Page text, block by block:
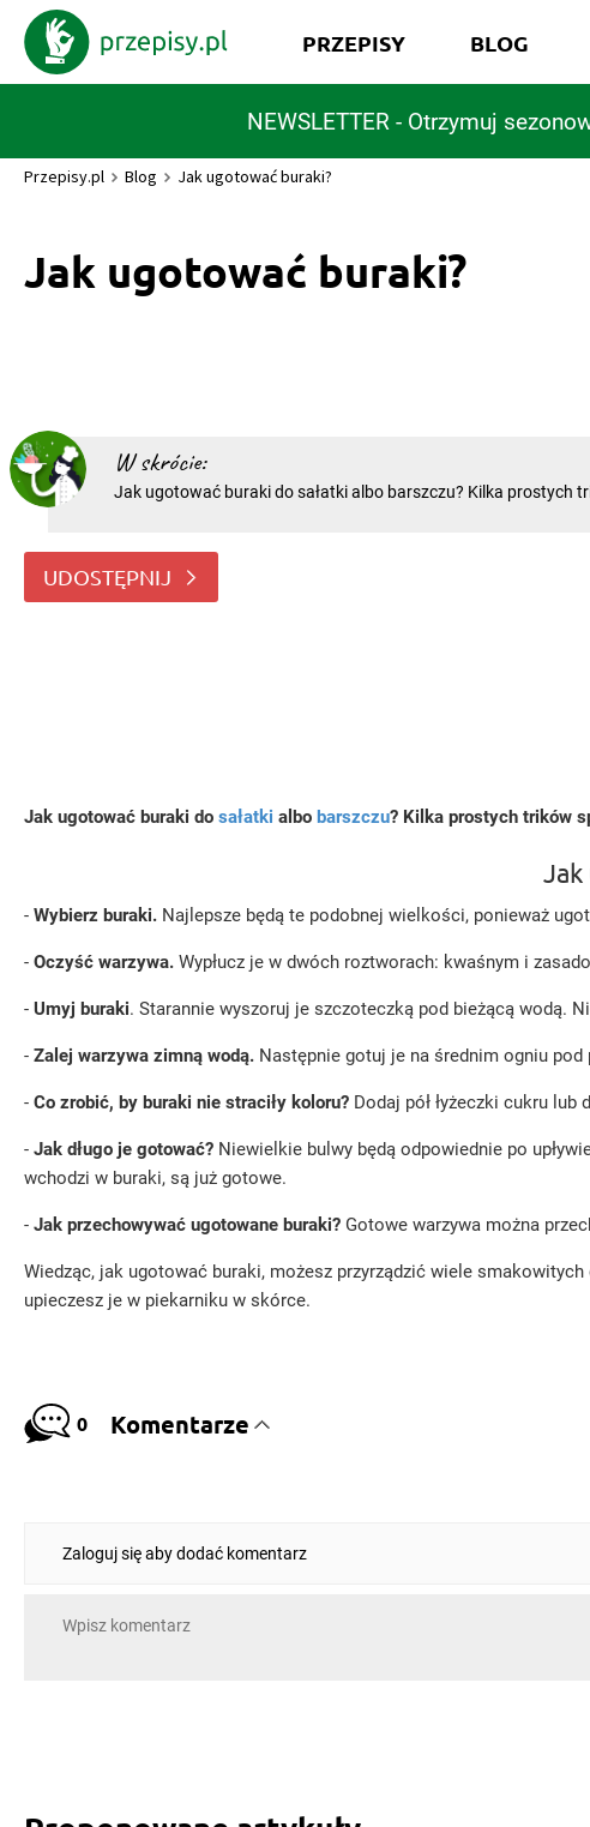
NEWSLETTER - Otrzymuj
PRZEPISY BLOG
Przepisy.pl Blog Jak ugotować buraki?
Jak ugotować buraki?
W skrócie:
Jak ugotować buraki do sałatki albo barszczu? Kilka prostych
wielkości, ponieważ ugotują się w tym samy
UDOSTĘPNIJ
Jak ugotować buraki do sałatki albo barszczu? Kilka prostych trików
Jak
- Wybierz buraki. Najlepsze będą te podobnej wielkości, ponieważ
- Oczyść warzywa. Wypłucz je w dwóch roztworach: kwaśnym i
- Umyj buraki. Starannie wyszoruj je szczoteczką pod bieżącą wodą.
- Zalej warzywa zimną wodą. Następnie gotuj je na średnim ogniu
- Co zrobić, by buraki nie straciły koloru? Dodaj pół łyżeczki cukru
- Jak długo je gotować? Niewielkie bulwy będą odpowiednie po
wchodzi w buraki, są już gotowe.
- Jak przechowywać ugotowane buraki? Gotowe warzywa można
Wiedząc, jak ugotować buraki, możesz przyrządzić wiele
upieczesz je w piekarniku w skórce.
0 Komentarze
Zaloguj się aby dodać komentarz